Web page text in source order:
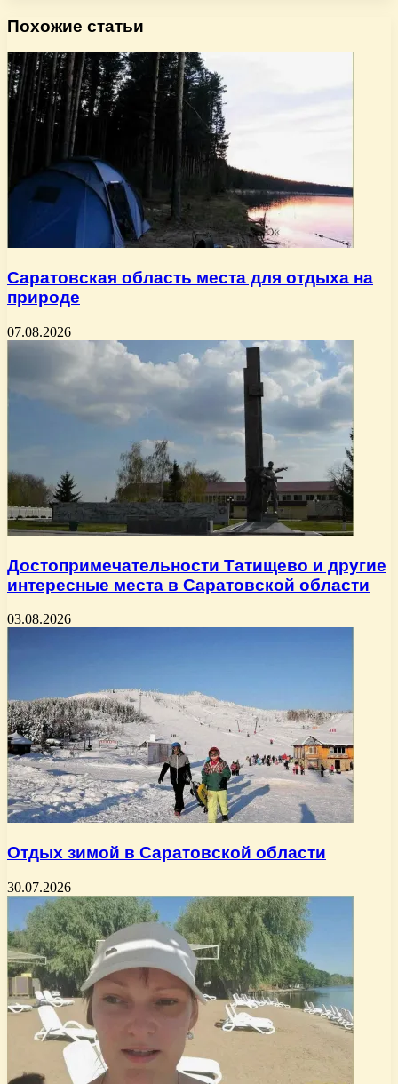
Похожие статьи
Саратовская область места для отдыха на
природе
07.08.2026
Достопримечательности Татищево и другие
интересные места в Саратовской области
03.08.2026
Отдых зимой в Саратовской области
30.07.2026